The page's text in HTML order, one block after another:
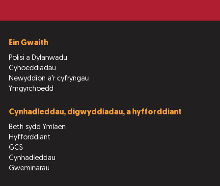
Ein Gwaith
Polisi a Dylanwadu
Cyhoeddiadau
Newyddion a'r cyfryngau
Ymgyrchoedd
Cynhadleddau, digwyddiadau, a hyfforddiant
Beth sydd Ymlaen
Hyfforddiant
GCS
Cynhadleddau
Gweminarau